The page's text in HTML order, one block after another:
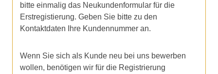
bitte einmalig das Neukundenformular für die
Erstregistierung. Geben Sie bitte zu den
Kontaktdaten Ihre Kundennummer an.
Wenn Sie sich als Kunde neu bei uns bewerben
wollen, benötigen wir für die Registrierung